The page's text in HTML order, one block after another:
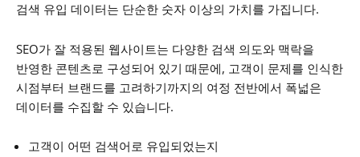
검색 유입 데이터는 단순한 숫자 이상의 가치를 가집니다.
SEO가 잘 적용된 웹사이트는 다양한 검색 의도와 맥락을
반영한 콘텐츠로 구성되어 있기 때문에, 고객이 문제를 인식한
시점부터 브랜드를 고려하기까지의 여정 전반에서 폭넓은
데이터를 수집할 수 있습니다.
고객이 어떤 검색어로 유입되었는지